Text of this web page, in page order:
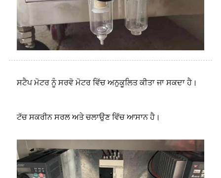
ਸਟੈਪ ਮੋਟਰ ਨੂੰ ਸਰਵੋ ਮੋਟਰ ਵਿੱਚ ਅਨੁਕੂਲਿਤ ਕੀਤਾ ਜਾ ਸਕਦਾ ਹੈ।
ਟੱਚ ਸਕਰੀਨ ਸਰਲ ਅਤੇ ਚਲਾਉਣ ਵਿੱਚ ਆਸਾਨ ਹੈ।